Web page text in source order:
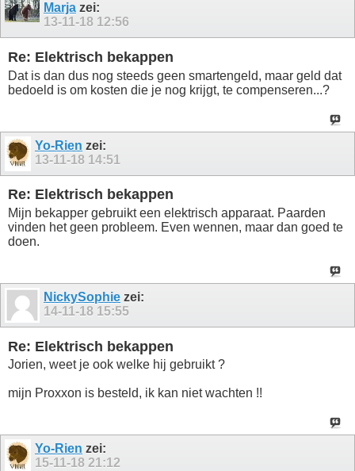
Marja zei:
13-11-18 12:56
Re: Elektrisch bekappen
Dat is dan dus nog steeds geen smartengeld, maar geld dat
bedoeld is om kosten die je nog krijgt, te compenseren...?
Yo-Rien zei:
13-11-18 14:51
Re: Elektrisch bekappen
Mijn bekapper gebruikt een elektrisch apparaat. Paarden
vinden het geen probleem. Even wennen, maar dan goed te
doen.
NickySophie zei:
14-11-18 15:55
Re: Elektrisch bekappen
Jorien, weet je ook welke hij gebruikt ?
mijn Proxxon is besteld, ik kan niet wachten !!
Yo-Rien zei:
15-11-18 21:12